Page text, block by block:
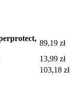
89,19 zł
13,99 zł
103,18 zł